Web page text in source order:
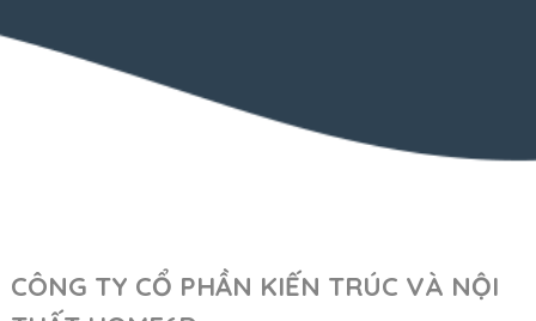
CÔNG TY CỔ PHẦN KIẾN TRÚC VÀ NỘI